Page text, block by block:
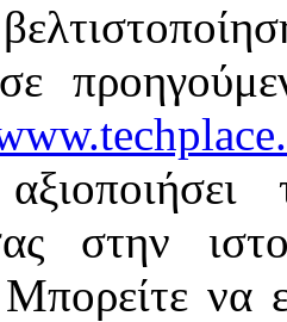
σε
στην
Μπορείτε να